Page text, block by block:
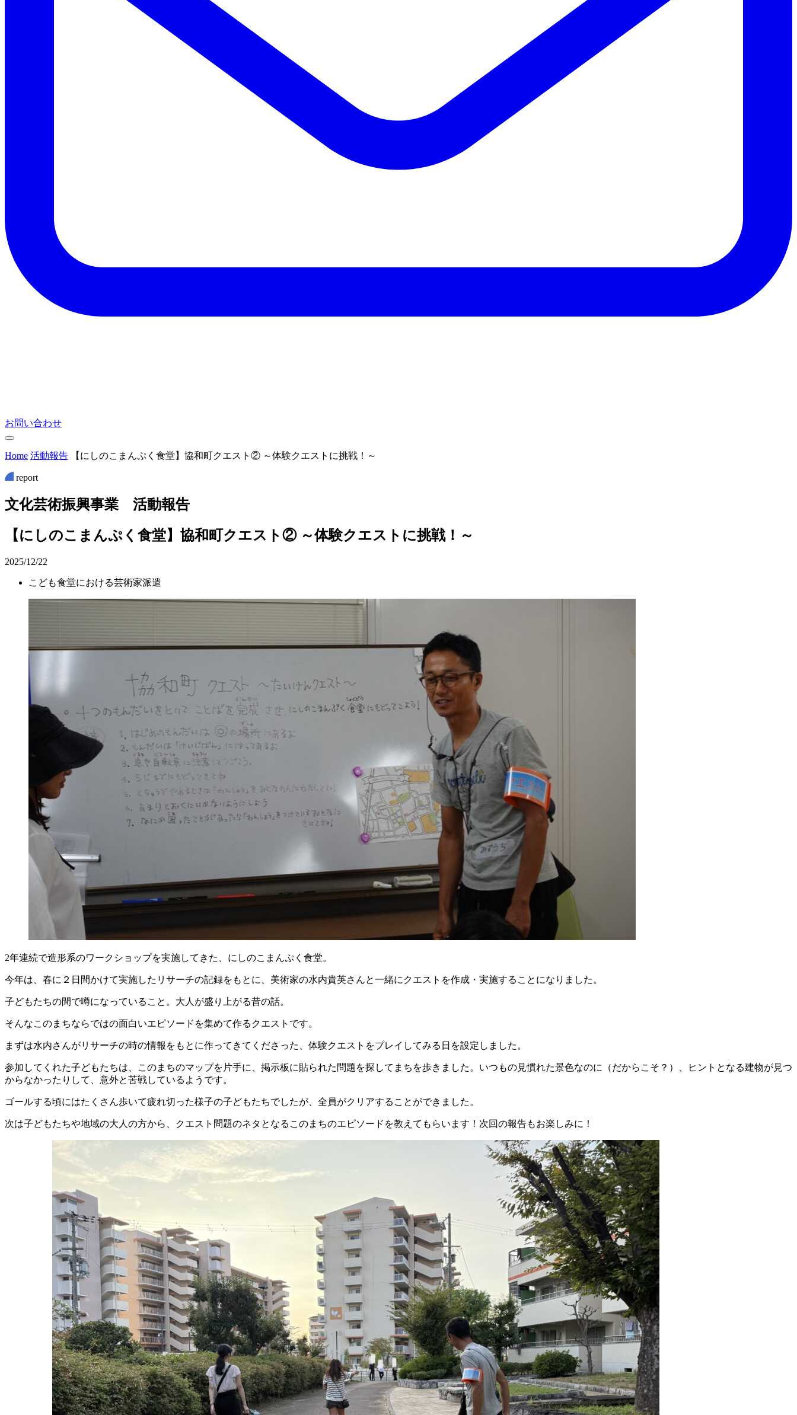
お問い合わせ
Home 活動報告 【にしのこまんぷく食堂】協和町クエスト② ～体験クエストに挑戦！～
report
文化芸術振興事業 活動報告
【にしのこまんぷく食堂】協和町クエスト② ～体験クエストに挑戦！～
2025/12/22
こども食堂における芸術家派遣
2年連続で造形系のワークショップを実施してきた、にしのこまんぷく食堂。
今年は、春に２日間かけて実施したリサーチの記録をもとに、美術家の水内貴英さんと一緒にクエストを作成・実施することになりました。
子どもたちの間で噂になっていること。大人が盛り上がる昔の話。
そんなこのまちならではの面白いエピソードを集めて作るクエストです。
まずは水内さんがリサーチの時の情報をもとに作ってきてくださった、体験クエストをプレイしてみる日を設定しました。
参加してくれた子どもたちは、このまちのマップを片手に、掲示板に貼られた問題を探してまちを歩きました。いつもの見慣れた景色なのに（だからこそ？）、ヒントとなる建物が見つ
からなかったりして、意外と苦戦しているようです。
ゴールする頃にはたくさん歩いて疲れ切った様子の子どもたちでしたが、全員がクリアすることができました。
次は子どもたちや地域の大人の方から、クエスト問題のネタとなるこのまちのエピソードを教えてもらいます！次回の報告もお楽しみに！